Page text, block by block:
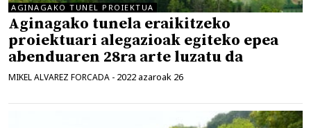
AGINAGAKO TUNEL PROIEKTUA
Aginagako tunela eraikitzeko
proiektuari alegazioak egiteko epea
abenduaren 28ra arte luzatu da
MIKEL ALVAREZ FORCADA - 2022 azaroak 26